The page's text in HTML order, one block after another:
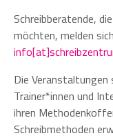
Schreibberatende,
möchten, melden
Die
Trainer*innen und
ihren
Schreibmethoden